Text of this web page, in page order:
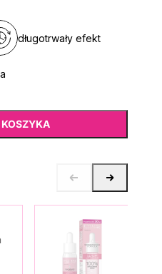
długotrwały efekt